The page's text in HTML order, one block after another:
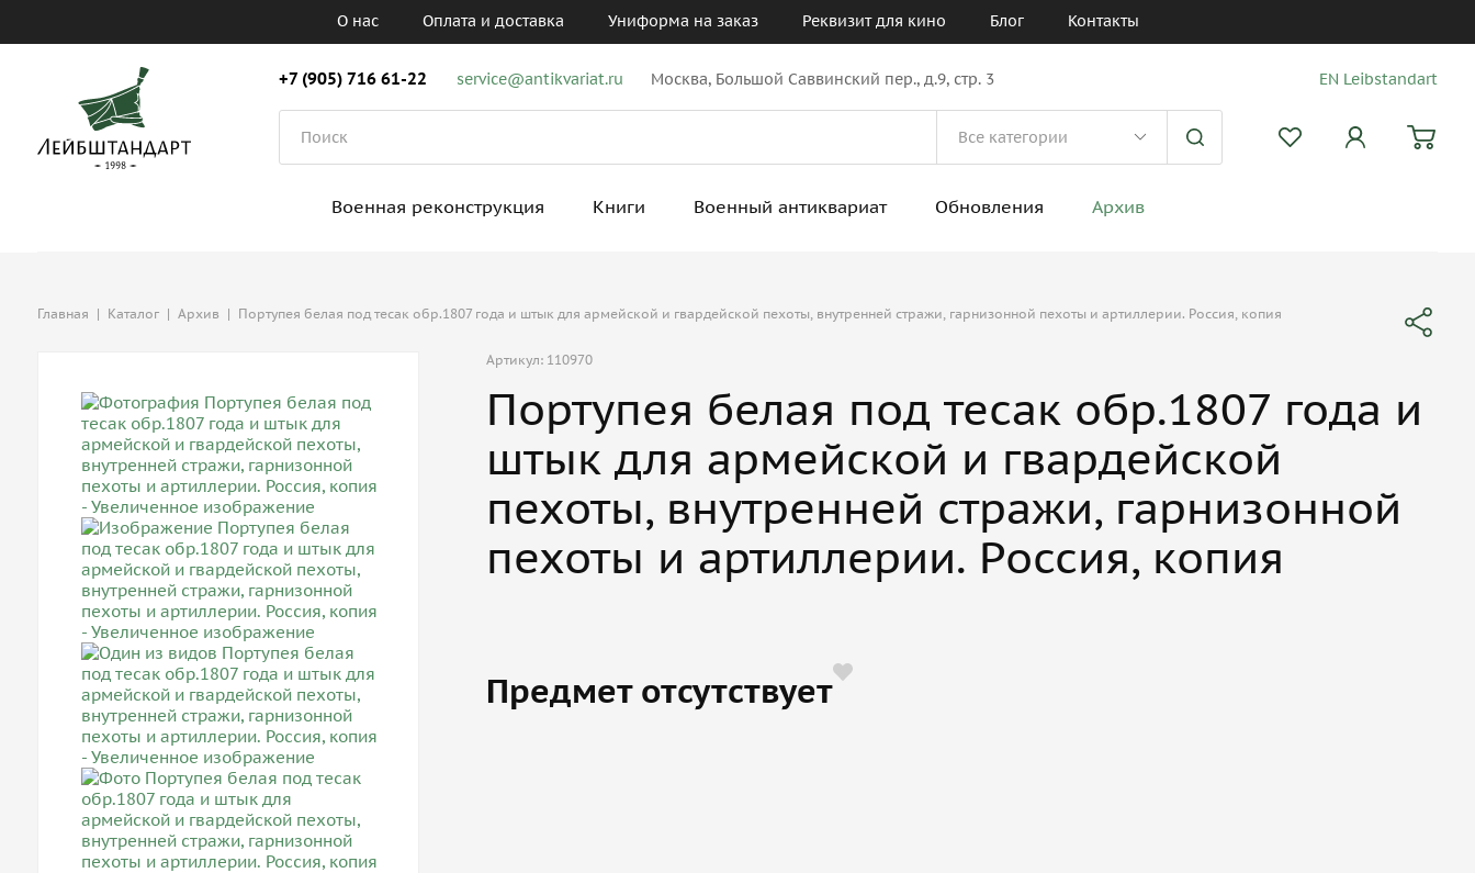
О нас Оплата и доставка Униформа на заказ Реквизит для кино Блог Контакты
+7 (905) 716 61-22 service@antikvariat.ru Москва, Большой Саввинский пер., д.9, стр. 3 EN Leibstandart
Военная реконструкция Книги Военный антиквариат Обновления Архив
Главная | Каталог | Архив | Портупея белая под тесак обр.1807 года и штык для армейской и гвардейской пехоты, внутренней стражи, гарнизонной пехоты и артиллерии. Россия, копия
Артикул: 110970
Портупея белая под тесак обр.1807 года и
штык для армейской и гвардейской
пехоты, внутренней стражи, гарнизонной
пехоты и артиллерии. Россия, копия
Предмет отсутствует